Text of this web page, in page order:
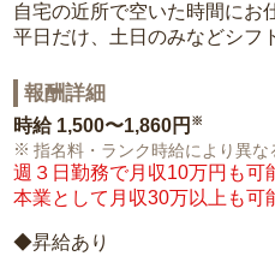
自宅の近所で空いた時間にお
平日だけ、土日のみなどシフ
報酬詳細
時給 1,500〜1,860円 ※
指名料・ランク時給により異な
週３日勤務で月収10万円も可
本業として月収30万以上も可
◆昇給あり